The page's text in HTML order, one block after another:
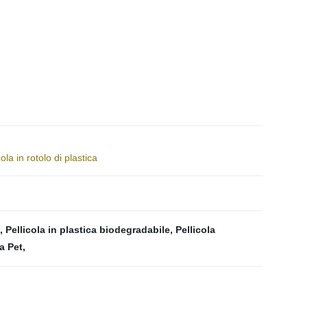
in rotolo di plastica
, Pellicola in plastica biodegradabile, Pellicola
Pet,